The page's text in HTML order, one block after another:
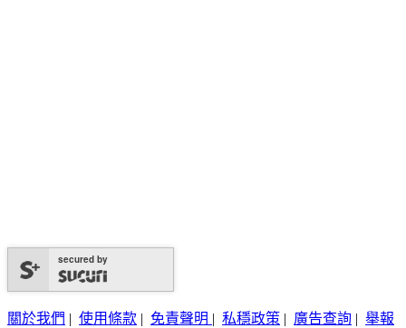
secured by
關於我們 使用條款 免責聲明 私穩政策 廣告查詢 舉報